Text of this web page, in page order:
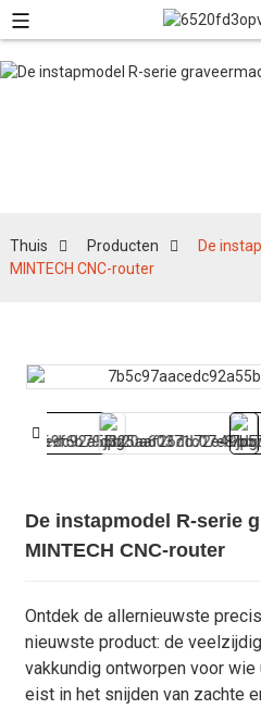
Thuis Producten
De
MINTECH CNC-router
De instapmodel R-serie
MINTECH CNC-router
Ontdek de allernieuwste
nieuwste product: de
vakkundig ontworpen voor wie
eist in het snijden van zachte